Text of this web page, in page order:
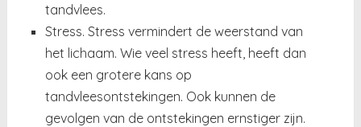
tandvlees.
Stress. Stress vermindert de weerstand van
het lichaam. Wie veel stress heeft, heeft dan
ook een grotere kans op
tandvleesontstekingen. Ook kunnen de
gevolgen van de ontstekingen ernstiger zijn.